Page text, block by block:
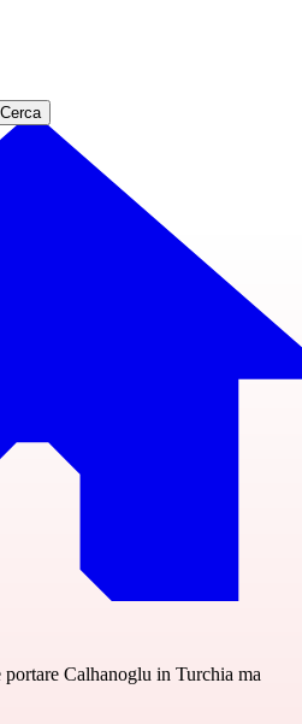
Cerca
Calhanoglu in Turchia ma